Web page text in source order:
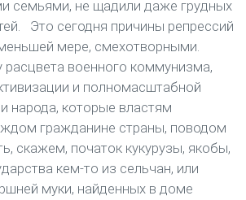
семьями, не щадили даже грудных
Это сегодня причины репрессий
мере, смехотворными.
расцвета военного коммунизма,
и полномасштабной
народа, которые властям
гражданине страны, поводом
скажем, початок кукурузы, якобы,
кем-то из сельчан, или
муки, найденных в доме